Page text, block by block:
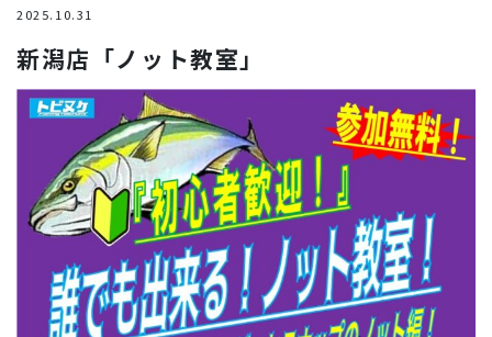
2025.10.31
新潟店「ノット教室」